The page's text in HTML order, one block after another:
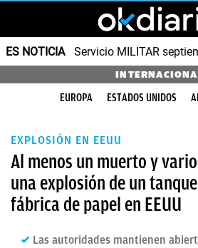
ES NOTICIA Servicio MILITAR
EUROPA ESTADOS UNIDOS
EXPLOSIÓN EN EEUU
Al menos un muerto y
una explosión de un
fábrica de papel en EEUU
Las autoridades mantienen